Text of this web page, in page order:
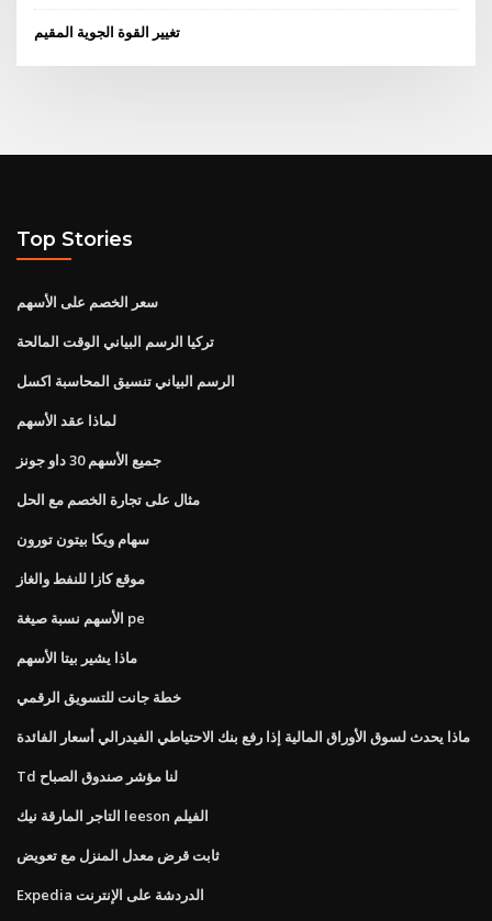
تغيير القوة الجوية المقيم
Top Stories
سعر الخصم على الأسهم
تركيا الرسم البياني الوقت المالحة
الرسم البياني تنسيق المحاسبة اكسل
لماذا عقد الأسهم
جميع الأسهم 30 داو جونز
مثال على تجارة الخصم مع الحل
سهام ويكا بيتون تورون
موقع كازا للنفط والغاز
الأسهم نسبة صيغة pe
ماذا يشير بيتا الأسهم
خطة جانت للتسويق الرقمي
ماذا يحدث لسوق الأوراق المالية إذا رفع بنك الاحتياطي الفيدرالي أسعار الفائدة
Td لنا مؤشر صندوق الصباح
التاجر المارقة نيك leeson الفيلم
ثابت قرض معدل المنزل مع تعويض
Expedia الدردشة على الإنترنت